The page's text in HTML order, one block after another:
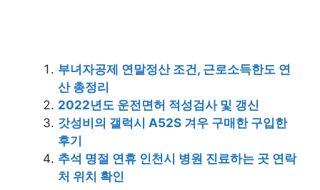
부녀자공제 연말정산 조건, 근로소득한도 연
산 총정리
2022년도 운전면허 적성검사 및 갱신
갓성비의 갤럭시 A52S 겨우 구매한 구입한
후기
추석 명절 연휴 인천시 병원 진료하는 곳 연락
처 위치 확인